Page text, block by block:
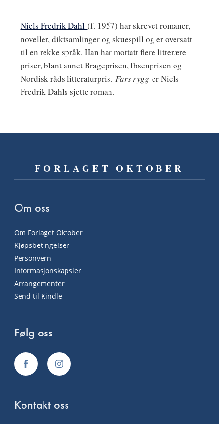
Niels Fredrik Dahl (f. 1957) har skrevet romaner,
noveller, diktsamlinger og skuespill og er oversatt
til en rekke språk. Han har mottatt flere litterære
priser, blant annet Brageprisen, Ibsenprisen og
Nordisk råds litteraturpris. Fars rygg er Niels
Fredrik Dahls sjette roman.
FORLAGET OKTOBER
Om oss
Om Forlaget Oktober
Kjøpsbetingelser
Personvern
Informasjonskapsler
Arrangementer
Send til Kindle
Følg oss
Kontakt oss